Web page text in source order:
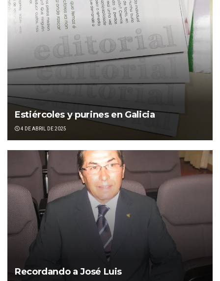
Estiércoles y purines en Galicia
4 DE ABRIL DE 2025
Recordando a José Luis